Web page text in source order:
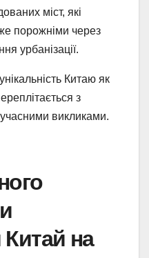
міст, які
порожніми через
урбанізації.
Китаю як
з
викликами.
на